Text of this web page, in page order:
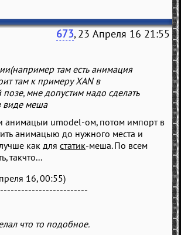
673, 23 Апреля 16 21:55
там есть анимация
там к примеру XAN в
мне допустим надо сделать
виде меша
анимацыи umodel-ом, потом импорт в
анимацыю до нужного места и
как для статик-меша. По всем
такчто...
16, 00:55)
что то подобное.